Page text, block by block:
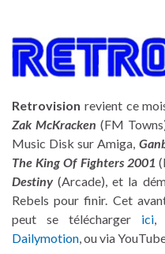
Retrovision revient ce
Zak McKracken(FM
Music Disk sur Amiga,
The King Of Fighters 2001
Destiny(Arcade), et la
Rebels pour finir. Cet
peut se télécharger ici,
Dailymotion, ou via